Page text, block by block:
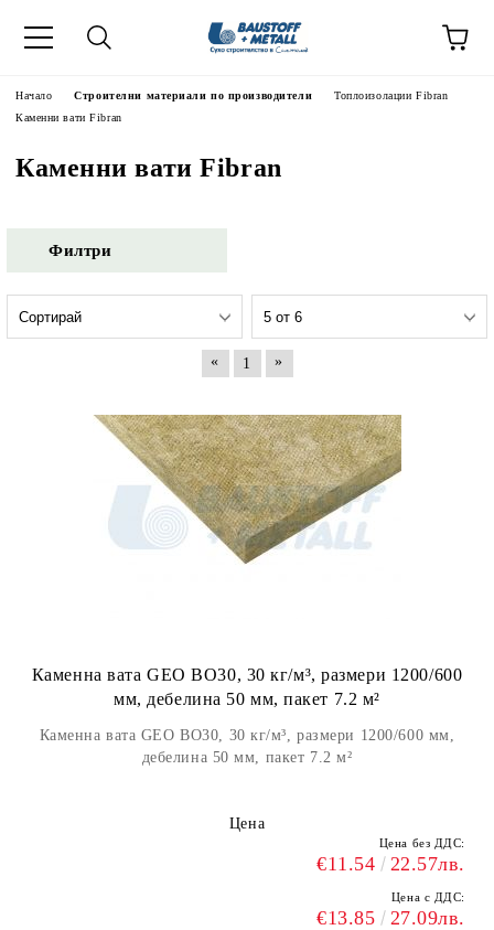
Начало Строителни материали по производители
Топлоизолации Fibran
Каменни вати Fibran
Каменни вати Fibran
Филтри
« 1 »
Каменна вата GEO BO30, 30 кг/м³, размери 1200/600
мм, дебелина 50 мм, пакет 7.2 м²
Каменна вата GEO BO30, 30 кг/м³, размери 1200/600 мм,
дебелина 50 мм, пакет 7.2 м²
Цена
Цена без ДДС:
€11.54 22.57лв.
Цена с ДДС:
€13.85 27.09лв.